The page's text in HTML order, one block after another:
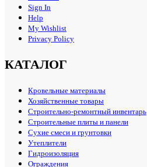
Sign In
Help
My Wishlist
Privacy Policy
КАТАЛОГ
Кровельные материалы
Хозяйственные товары
Строительно-ремонтный инвентарь
Строительные плиты и панели
Сухие смеси и грунтовки
Утеплители
Гидроизоляция
Ограждения